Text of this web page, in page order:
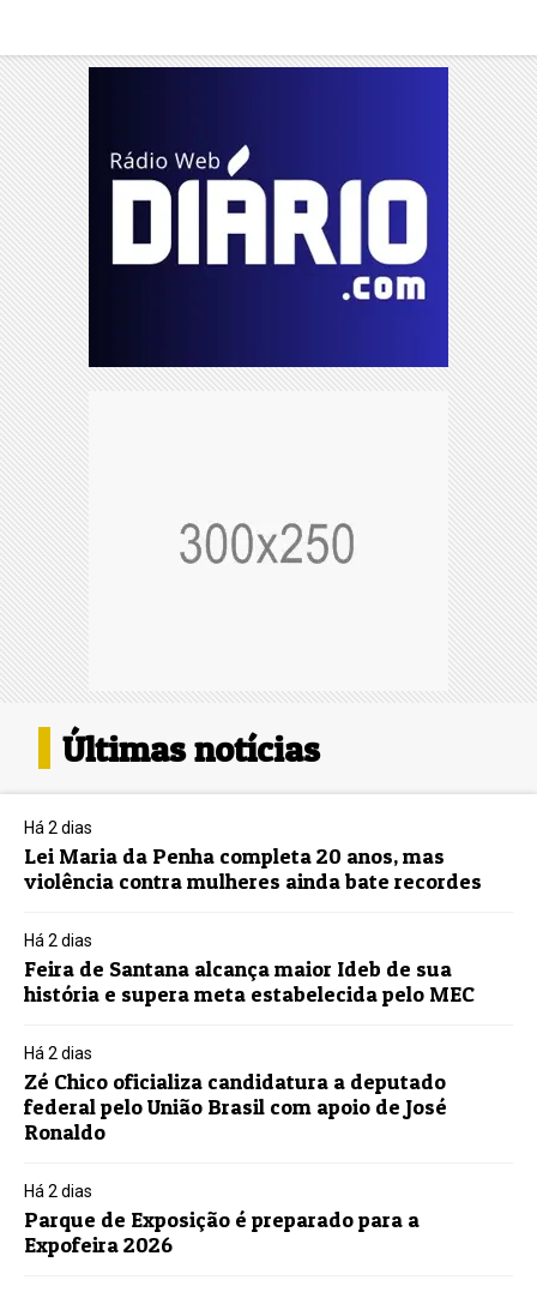
Últimas notícias
Há 2 dias
Lei Maria da Penha completa 20 anos, mas
violência contra mulheres ainda bate recordes
Há 2 dias
Feira de Santana alcança maior Ideb de sua
história e supera meta estabelecida pelo MEC
Há 2 dias
Zé Chico oficializa candidatura a deputado
federal pelo União Brasil com apoio de José
Ronaldo
Há 2 dias
Parque de Exposição é preparado para a
Expofeira 2026